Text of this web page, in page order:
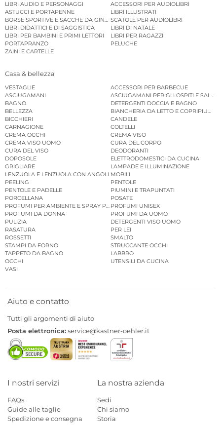
LIBRI AUDIO E PERSONAGGI
ACCESSORI PER AUDIOLIBRI
ASTUCCI E PORTAPENNE
LIBRI ILLUSTRATI
BORSE SPORTIVE E SACCHE DA GINNASTICASCATOLE PER AUDIOLIBRI
LIBRI DIDATTICI E DI SAGGISTICA
LIBRI DI NATALE
LIBRI PER BAMBINI E PRIMI LETTORI
LIBRI PER RAGAZZI
PORTAPRANZO
PELUCHE
ZAINI E CARTELLE
Casa & bellezza
VESTAGLIE
ACCESSORI PER BARBECUE
ASCIUGAMANI
ASCIUGAMANI PER GLI OSPITI E
BAGNO
DETERGENTI DOCCIA E BAGNO
BELLEZZA
BIANCHERIA DA LETTO E COPRIPIUMINI
BICCHIERI
CANDELE
CARNAGIONE
COLTELLI
CREMA OCCHI
CREMA VISO
CREMA VISO UOMO
CURA DEL CORPO
CURA DEL VISO
DEODORANTI
DOPOSOLE
ELETTRODOMESTICI DA CUCINA
GRIGLIARE
LAMPADE E ILLUMINAZIONE
LENZUOLA E LENZUOLA CON ANGOLI MOBILI
PEELING
PENTOLE
PENTOLE E PADELLE
PIUMINI E TRAPUNTATI
PORCELLANA
POSATE
PROFUMI PER AMBIENTE E SPRAY PER AMBIENTE
PROFUMI UNISEX
PROFUMI DA DONNA
PROFUMI DA UOMO
PULIZIA
DETERGENTI VISO UOMO
RASATURA
PER LEI
ROSSETTI
SMALTO
STAMPI DA FORNO
STRUCCANTE OCCHI
TAPPETO DA BAGNO
LABBRO
OCCHI
UTENSILI DA CUCINA
VASI
Aiuto e contatto
Tutti gli argomenti di aiuto
Posta elettronica:service@kastner-oehler.it
I nostri servizi
FAQs
Guide alle taglie
Spedizione e consegna
La nostra azienda
Sedi
Chi siamo
Storia